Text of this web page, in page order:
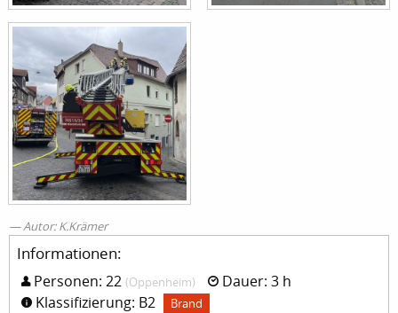
Autor: K.Krämer
Informationen:
Personen: 22 (Oppenheim)
Dauer: 3 h
Klassifizierung: B2
Brand